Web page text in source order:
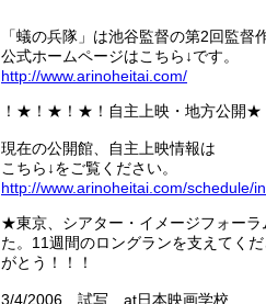
「蟻の兵隊」は池谷監督の第2回監督
公式ホームページはこちら↓です。
http://www.arinoheitai.com/
！★！★！★！自主上映・地方公
現在の公開館、自主上映情報は
こちら↓をご覧ください。
http://www.arinoheitai.com/schedule/
★東京、シアター・イメージフォーラ
た。11週間のロングランを支えてく
がとう！！！
3/4/2006 試写 at日本映画学校